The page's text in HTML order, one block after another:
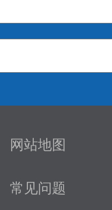
网站地图
常见问题